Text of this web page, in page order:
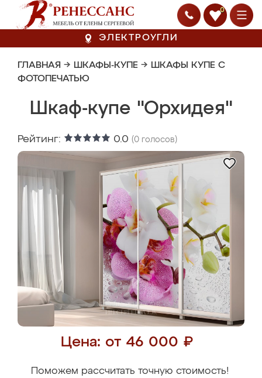
0
ЭЛЕКТРОУГЛИ
ГЛАВНАЯ → ШКАФЫ-КУПЕ → ШКАФЫ КУПЕ С
ФОТОПЕЧАТЬЮ
Шкаф-купе "Орхидея"
Рейтинг: 0.0 (0 голосов)
Цена: от 46 000 ₽
Поможем рассчитать точную стоимость!